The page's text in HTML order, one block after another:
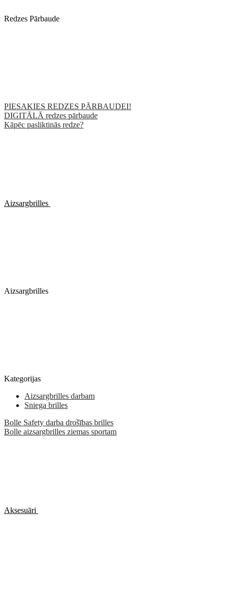
Redzes Pārbaude
PIESAKIES REDZES PĀRBAUDEI!
DIGITĀLĀ redzes pārbaude
Kāpēc pasliktinās redze?
Aizsargbrilles
Aizsargbrilles
Kategorijas
Aizsargbrilles darbam
Sniega brilles
Bolle Safety darba drošības brilles
Bolle aizsargbrilles ziemas sportam
Aksesuāri